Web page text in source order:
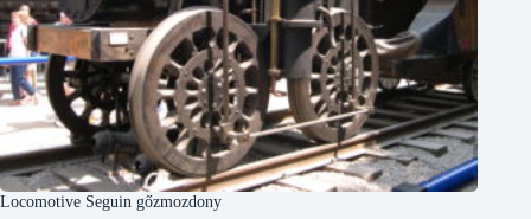
Locomotive Seguin gőzmozdony